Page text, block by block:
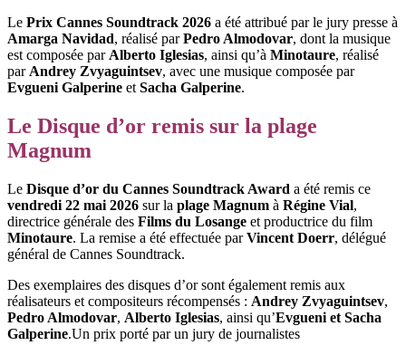
Le Prix Cannes Soundtrack 2026 a été attribué par le jury presse à
Amarga Navidad, réalisé parPedro Almodovar, dont la musique
est composée par Alberto Iglesias, ainsi qu’à Minotaure, réalisé
par Andrey Zvyaguintsev, avec une musique composée par
Evgueni Galperine et Sacha Galperine.
Le Disque d’or remis sur la plage
Magnum
Le Disque d’or du Cannes Soundtrack Award a été remis ce
vendredi 22 mai 2026 sur la plage Magnum à Régine Vial,
directrice générale des Films du Losange et productrice du film
Minotaure. La remise a été effectuée parVincent Doerr, délégué
général de Cannes Soundtrack.
Des exemplaires des disques d’or sont également remis aux
réalisateurs et compositeurs récompensés : Andrey Zvyaguintsev,
Pedro Almodovar, Alberto Iglesias, ainsi qu’Evgueni et Sacha
Galperine.Un prix porté par un jury de journalistes